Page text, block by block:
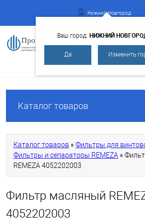
Нижний Новгород
Ваш город: НИЖНИЙ
Да Изменить
Каталог товаров
Каталог товаров
Фильтры для
Фильтры и сепараторы REMEZA
REMEZA 4052202003
Фильтр масляный
4052202003